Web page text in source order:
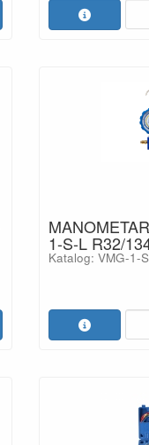
1-S-L R32/
Katalog: VMG-1-